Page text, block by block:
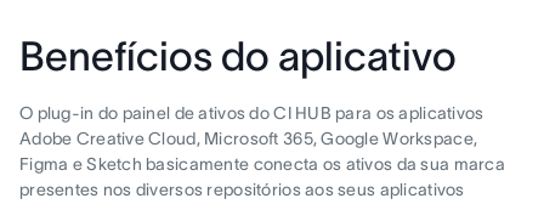
Benefícios do aplicativo
O plug-in do painel de ativos do CI HUB para os aplicativos
Adobe Creative Cloud, Microsoft 365, Google Workspace,
Figma e Sketch basicamente conecta os ativos da sua marca
presentes nos diversos repositórios aos seus aplicativos